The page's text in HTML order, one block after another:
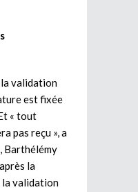
validation
est fixée
« tout
pas reçu », a
Barthélémy
la
la validation